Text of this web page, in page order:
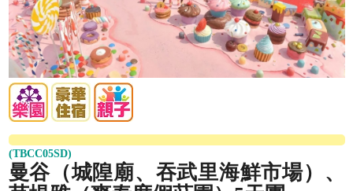
(TBCC05SD)
曼谷（城隍廟、吞武里海鮮市場）、